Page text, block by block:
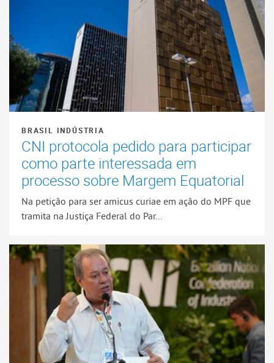
BRASIL INDÚSTRIA
CNI protocola pedido para participar
como parte interessada em
processo sobre Margem Equatorial
Na petição para ser amicus curiae em ação do MPF que
tramita na Justiça Federal do Par...